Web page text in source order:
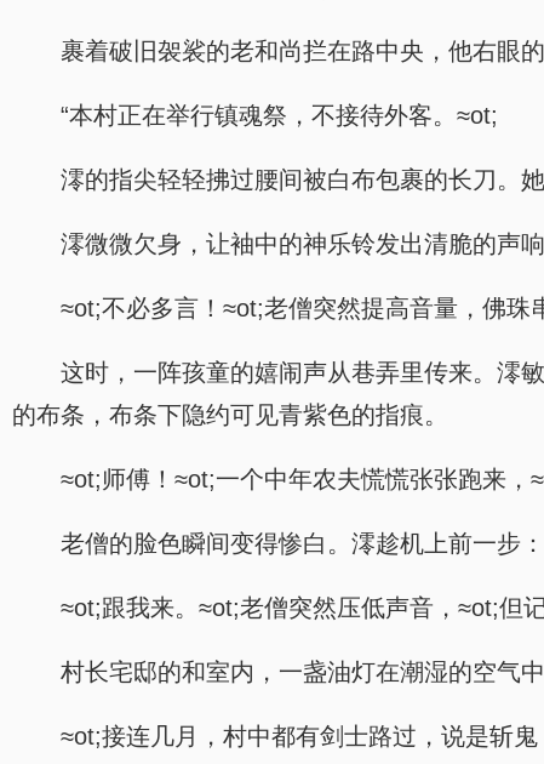
裹着破旧袈裟的老和尚拦在路中央，他右眼
“本村正在举行镇魂祭，不接待外客。≈ot;
澪的指尖轻轻拂过腰间被白布包裹的长刀。
澪微微欠身，让袖中的神乐铃发出清脆的声
≈ot;不必多言！≈ot;老僧突然提高音量，佛
这时，一阵孩童的嬉闹声从巷弄里传来。澪
的布条，布条下隐约可见青紫色的指痕。
≈ot;师傅！≈ot;一个中年农夫慌慌张张跑来
老僧的脸色瞬间变得惨白。澪趁机上前一步
≈ot;跟我来。≈ot;老僧突然压低声音，≈ot;但
村长宅邸的和室内，一盏油灯在潮湿的空气
≈ot;接连几月，村中都有剑士路过，说是斩